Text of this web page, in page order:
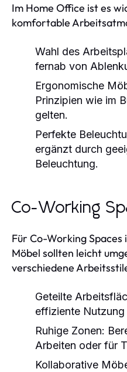
Im Home Office ist es
komfortable
Wahl des
fernab von
Ergonomische
Prinzipien wie im
gelten.
Perfekte
ergänzt durch
Beleuchtung.
Co-Working
Für Co-Working
Möbel sollten leicht
verschiedene
Geteilte
effiziente Nutzung
Ruhige Zonen:
Arbeiten oder für
Kollaborative